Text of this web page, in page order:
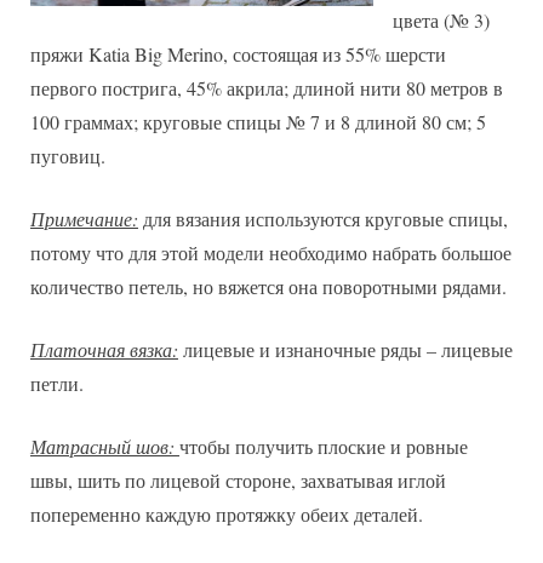
цвета (№ 3)
пряжи Katia Big Merino, состоящая из 55% шерсти
первого пострига, 45% акрила; длиной нити 80 метров в
100 граммах; круговые спицы № 7 и 8 длиной 80 см; 5
пуговиц.
Примечание: для вязания используются круговые спицы,
потому что для этой модели необходимо набрать большое
количество петель, но вяжется она поворотными рядами.
Платочная вязка: лицевые и изнаночные ряды – лицевые
петли.
Матрасный шов: чтобы получить плоские и ровные
швы, шить по лицевой стороне, захватывая иглой
попеременно каждую протяжку обеих деталей.